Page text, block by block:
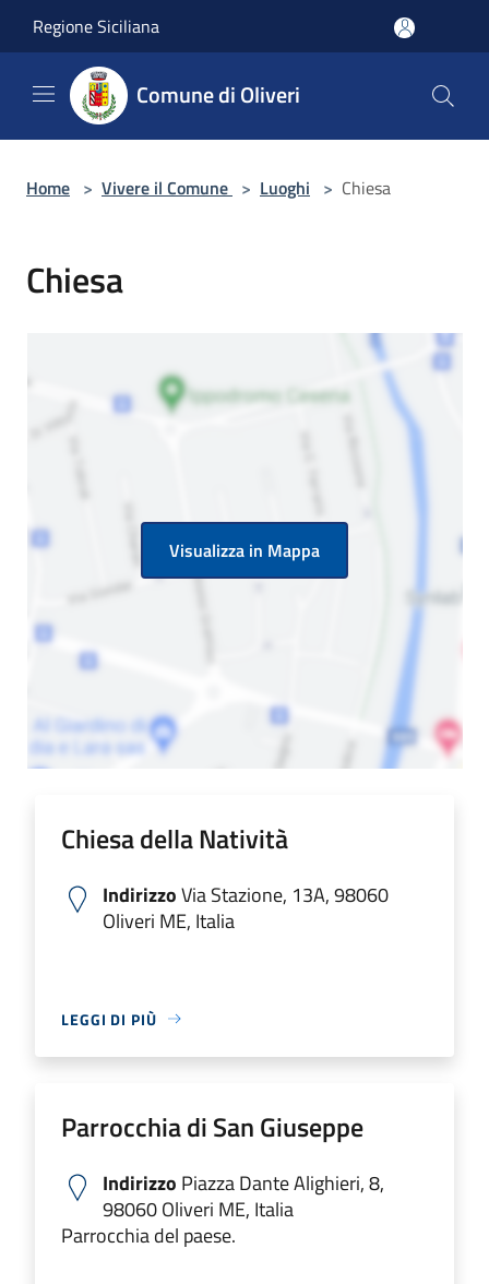
Regione Siciliana
Comune di Oliveri
Home > Vivere il Comune > Luoghi > Chiesa
Chiesa
Visualizza in Mappa
Chiesa della Natività
IndirizzoVia Stazione, 13A, 98060
Oliveri ME, Italia
LEGGI DI PIÙ
Parrocchia di San Giuseppe
Indirizzo Piazza Dante Alighieri, 8,
98060 Oliveri ME, Italia
Parrocchia del paese.